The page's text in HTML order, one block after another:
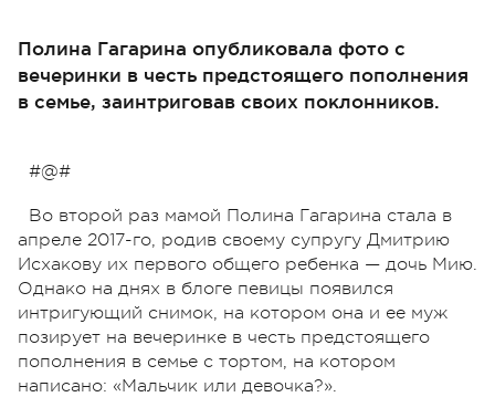
Полина Гагарина опубликовала фото с
вечеринки в честь предстоящего пополнения
в семье, заинтриговав своих поклонников.
#@#
Во второй раз мамой Полина Гагарина стала в
апреле 2017-го, родив своему супругу Дмитрию
Исхакову их первого общего ребенка — дочь Мию.
Однако на днях в блоге певицы появился
интригующий снимок, на котором она и ее муж
позирует на вечеринке в честь предстоящего
пополнения в семье с тортом, на котором
написано: «Мальчик или девочка?».